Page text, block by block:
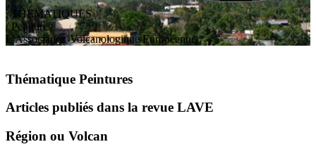
THEMATIQUES
/ Peintures
L'AssociationVolcanologiqueEuropéenne
Thématique Peintures
Articles publiés dans la revue LAVE
Région ou Volcan